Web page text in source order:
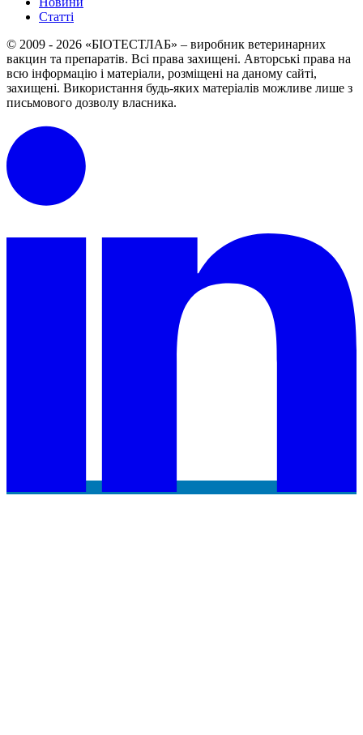
Статті
© 2009 - 2026 «БІОТЕСТЛАБ» – виробник ветеринарних
вакцин та препаратів. Всі права захищені. Авторські права на
всю інформацію і матеріали, розміщені на даному сайті,
захищені. Використання будь-яких матеріалів можливе лише з
письмового дозволу власника.